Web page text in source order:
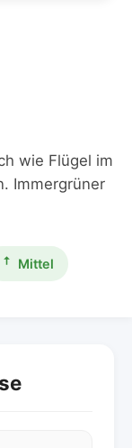
wie Flügel im
Immergrüner
Mittel